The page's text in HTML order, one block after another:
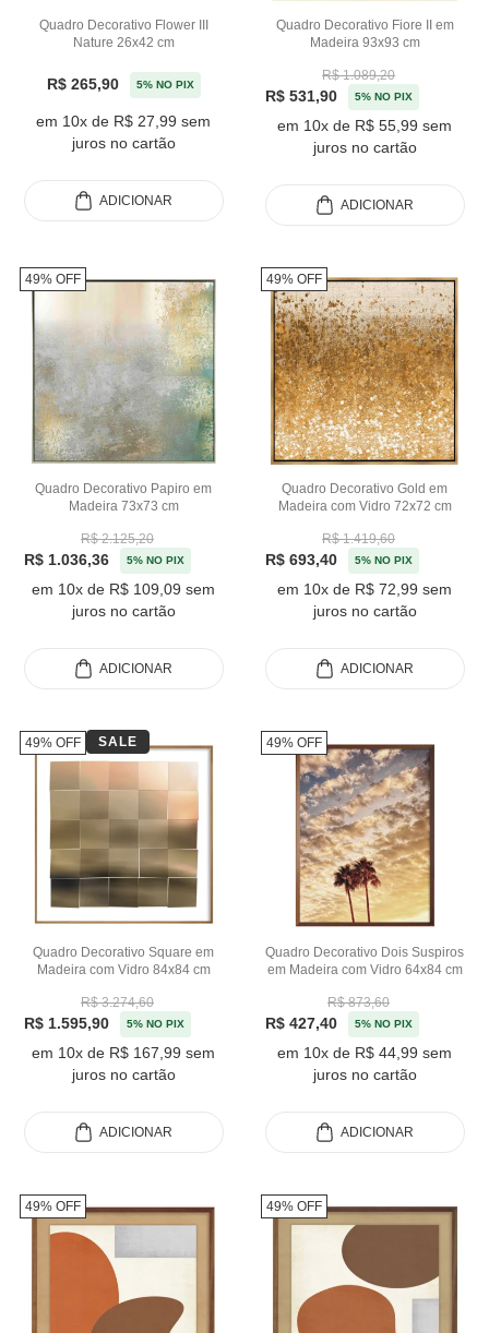
Quadro Decorativo Flower III
Nature 26x42 cm
R$ 265,90 5% NO PIX
em 10x de R$ 27,99 sem
juros no cartão
ADICIONAR
Quadro Decorativo Fiore II em
Madeira 93x93 cm
R$ 1.089,20
R$ 531,90 5% NO PIX
em 10x de R$ 55,99 sem
juros no cartão
ADICIONAR
Quadro Decorativo Papiro em
Madeira 73x73 cm
R$ 2.125,20
R$ 1.036,36 5% NO PIX
em 10x de R$ 109,09 sem
juros no cartão
49% OFF
ADICIONAR
Quadro Decorativo Gold em
Madeira com Vidro 72x72 cm
R$ 1.419,60
R$ 693,40 5% NO PIX
em 10x de R$ 72,99 sem
juros no cartão
49% OFF
ADICIONAR
Quadro Decorativo Square em
Madeira com Vidro 84x84 cm
R$ 3.274,60
R$ 1.595,90 5% NO PIX
em 10x de R$ 167,99 sem
juros no cartão
49% OFF SALE
ADICIONAR
Quadro Decorativo Dois Suspiros
em Madeira com Vidro 64x84 cm
R$ 873,60
R$ 427,40 5% NO PIX
em 10x de R$ 44,99 sem
juros no cartão
49% OFF
ADICIONAR
49% OFF 49% OFF